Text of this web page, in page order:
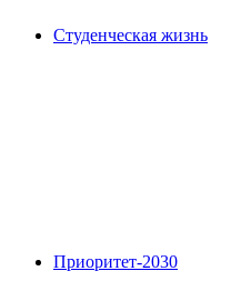
Студенческая жизнь
Приоритет-2030